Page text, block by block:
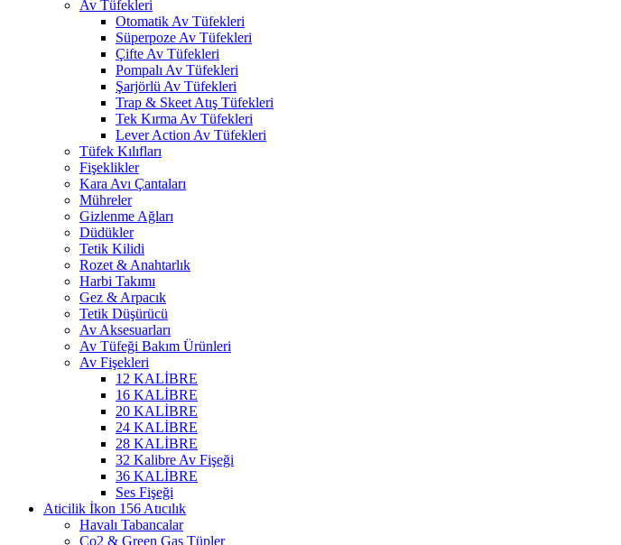
Av Tüfekleri
Otomatik Av Tüfekleri
Süperpoze Av Tüfekleri
Çifte Av Tüfekleri
Pompalı Av Tüfekleri
Şarjörlü Av Tüfekleri
Trap & Skeet Atış Tüfekleri
Tek Kırma Av Tüfekleri
Lever Action Av Tüfekleri
Tüfek Kılıfları
Fişeklikler
Kara Avı Çantaları
Mühreler
Gizlenme Ağları
Düdükler
Tetik Kilidi
Rozet & Anahtarlık
Harbi Takımı
Gez & Arpacık
Tetik Düşürücü
Av Aksesuarları
Av Tüfeği Bakım Ürünleri
Av Fişekleri
12 KALİBRE
16 KALİBRE
20 KALİBRE
24 KALİBRE
28 KALİBRE
32 Kalibre Av Fişeği
36 KALİBRE
Ses Fişeği
Atıcılık
Havalı Tabancalar
Co2 & Green Gas Tüpler